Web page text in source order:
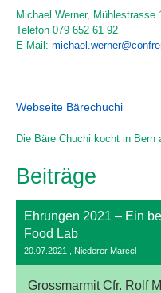
Michael Werner, Mühlestrasse
Telefon 079 652 61 92
E-Mail:
Webseite Bärechuchi
Die Bäre Chuchi kocht in Bern
Beiträge
Ehrungen 2021 – Ein
Food Lab
20.07.2021 , Niederer Marcel
Grossmarmit Cfr. Rolf